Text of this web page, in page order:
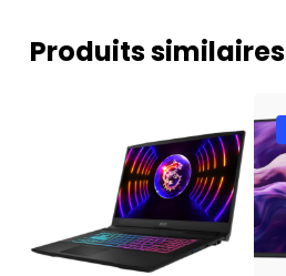
Produits similaires